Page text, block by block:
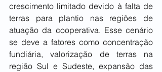
crescimento limitado devido à falta de
terras para plantio nas regiões de
atuação da cooperativa. Esse cenário
se deve a fatores como concentração
fundiária, valorização de terras na
região Sul e Sudeste, expansão das